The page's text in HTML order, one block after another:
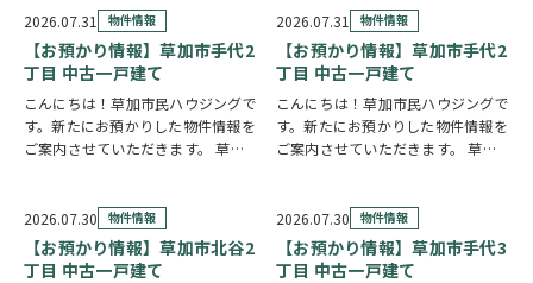
中心となるLDKは、17帖以上のゆと
り空間。食洗機付きカウンターキッ
チ…
は陽当り良好で明るい室内環境が保
たれていま…
2026.07.31 物件情報
【お預かり情報】草加市手代2
丁目 中古一戸建て
こんにちは！草加市民ハウジングで
す。新たにお預かりした物件情報を
ご案内させていただきます。 草加
2026.07.31 物件情報
【お預かり情報】草加市手代2
丁目 中古一戸建て
こんにちは！草加市民ハウジングで
す。新たにお預かりした物件情報を
ご案内させていただきます。 草加
坪の広々とした敷地に建つ、大手ハ
ウスメーカー施工の住まいです。シ
ャッター付き…
2026.07.30 物件情報
【お預かり情報】草加市北谷2
丁目 中古一戸建て
2026.07.30 物件情報
【お預かり情報】草加市手代3
丁目 中古一戸建て